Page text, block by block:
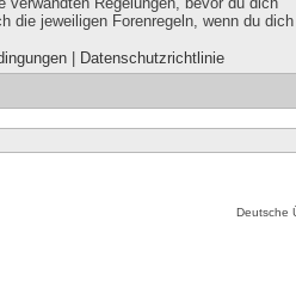
die jeweiligen Forenregeln, wenn du
| Datenschutzrichtlinie
Deutsche